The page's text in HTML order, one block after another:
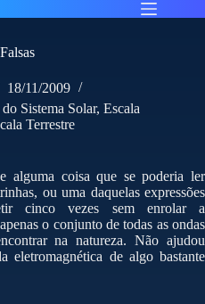
18/11/2009
Sistema Solar, Escala
Terrestre
alguma coisa que se poderia ler
ou uma daquelas expressões
cinco vezes sem enrolar a
o conjunto de todas as ondas
na natureza. Não ajudou
eletromagnética de algo bastante